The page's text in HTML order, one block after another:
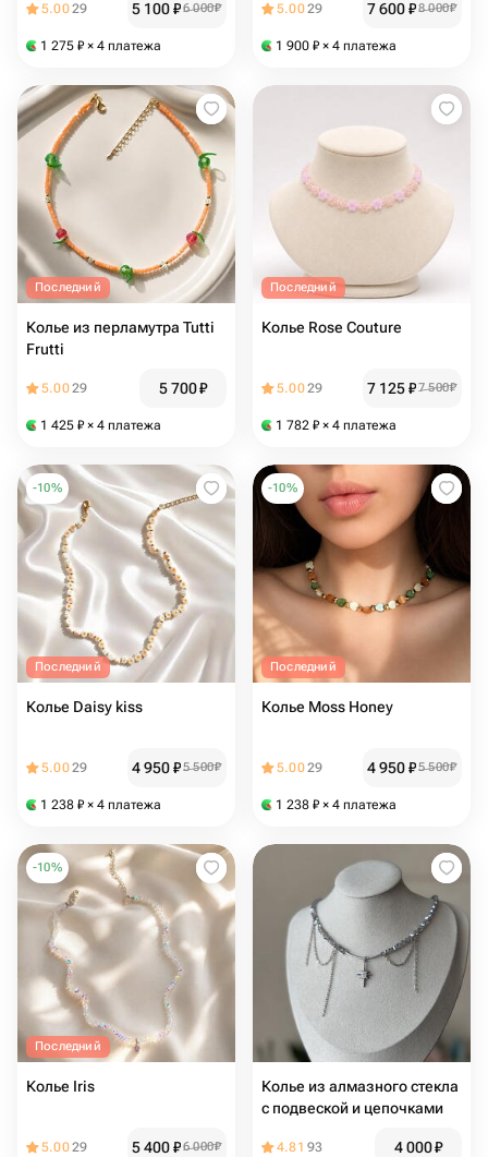
5.0029 5 100₽6 000₽
1 275 ₽ × 4 платежа
5.0029 7 600₽8 000₽
1 900 ₽ × 4 платежа
Последний
Колье из перламутра Tutti
Frutti
5.0029 5 700₽
1 425 ₽ × 4 платежа
Последний
Колье Rose Couture
5.0029 7 125₽7 500₽
1 782 ₽ × 4 платежа
-10%
Последний
Колье Daisy kiss
5.0029 4 950₽5 500₽
1 238 ₽ × 4 платежа
-10%
Последний
Колье Moss Honey
5.0029 4 950₽5 500₽
1 238 ₽ × 4 платежа
-10%
Последний
Колье Iris
5.0029 5 400₽6 000₽
Колье из алмазного стекла
с подвеской и цепочками
4.81 93 4 000₽